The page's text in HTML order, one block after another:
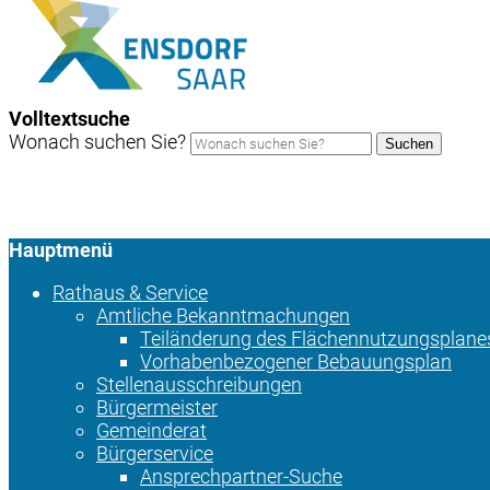
Volltextsuche
Wonach suchen Sie?
Suchen
Hauptmenü
Rathaus & Service
Amtliche Bekanntmachungen
Teiländerung des
Vorhabenbezogener Bebauungsplan
Stellenausschreibungen
Bürgermeister
Gemeinderat
Bürgerservice
Ansprechpartner-Suche